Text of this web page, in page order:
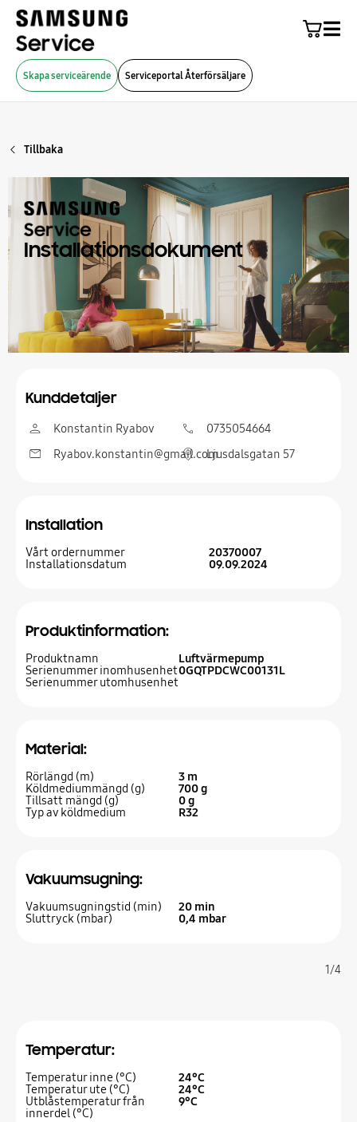
Skapa serviceärende Serviceportal Återförsäljare
Tillbaka
Installationsdokument
Kunddetaljer
Konstantin Ryabov
Ryabov.konstantin@gmail.com
0735054664
Ljusdalsgatan 57
Installation
Vårt ordernummer 20370007
Installationsdatum 09.09.2024
Produktinformation:
Produktnamn Luftvärmepump
Serienummer inomhusenhet0GQTPDCWC00131L
Serienummer utomhusenhet
Material:
Rörlängd (m) 3 m
Köldmediummängd (g) 700 g
Tillsatt mängd (g) 0 g
Typ av köldmedium R32
Vakuumsugning:
Vakuumsugningstid (min) 20 min
Sluttryck (mbar) 0,4 mbar
1/4
Temperatur:
Temperatur inne (°C) 24°C
Temperatur ute (°C) 24°C
Utblåstemperatur från
innerdel (°C)
9°C